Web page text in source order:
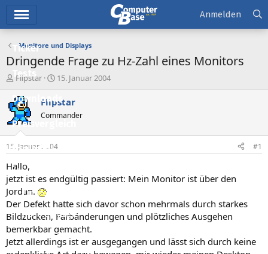
Ticker
Tests
Downloads
Preisvergleich
Forum
Aktuelles
Empfohlene Inhalte
Neue Beiträge
Neueste Aktivitäten
Anmelden
Monitore und Displays
Dringende Frage zu Hz-Zahl eines Monitors
E
s
t
e
e
r
Flipstar
E
s
e
l
t
m
15. Januar 2004
Flipstar
Commander
15. Januar 2004 #1
Hallo,
jetzt ist es endgültig passiert: Mein Monitor ist über den
Jordan.
Der Defekt hatte sich davor schon mehrmals durch starkes
Bildzucken, Farbänderungen und plötzliches Ausgehen
bemerkbar gemacht.
Jetzt allerdings ist er ausgegangen und lässt sich durch keine